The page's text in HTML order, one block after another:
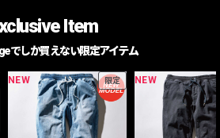
Item
でしか買えない限定アイテム
NEW 限定 NEW